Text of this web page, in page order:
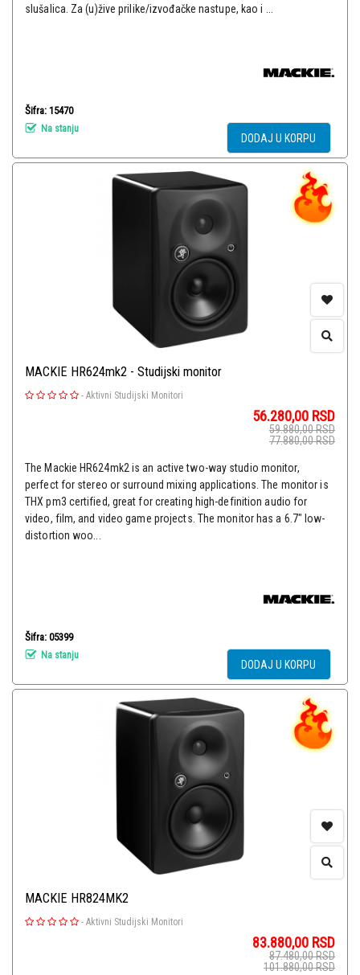
slušalica. Za (u)žive prilike/izvođačke nastupe, kao i ...
Šifra: 15470
Na stanju
DODAJ U KORPU
MACKIE HR624mk2 - Studijski monitor
- Aktivni Studijski Monitori
56.280,00 RSD
59.880,00RSD
77.880,00RSD
The Mackie HR624mk2 is an active two-way studio monitor,
perfect for stereo or surround mixing applications. The monitor is
THX pm3 certified, great for creating high-definition audio for
video, film, and video game projects. The monitor has a 6.7" low-
distortion woo...
Šifra: 05399
Na stanju
DODAJ U KORPU
MACKIE HR824MK2
- Aktivni Studijski Monitori
83.880,00 RSD
87.480,00RSD
101.880,00RSD